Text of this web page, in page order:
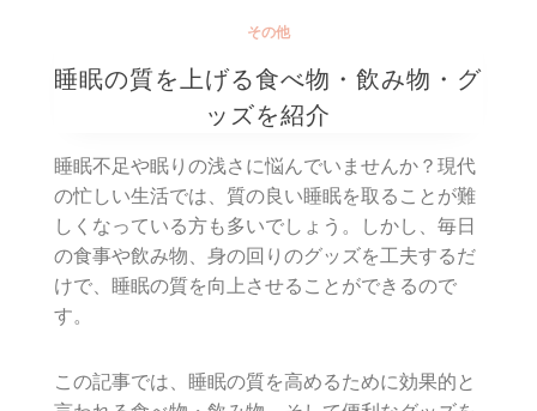
その他
睡眠の質を上げる食べ物・飲み物・グ
ッズを紹介
睡眠不足や眠りの浅さに悩んでいませんか？現代
の忙しい生活では、質の良い睡眠を取ることが難
しくなっている方も多いでしょう。しかし、毎日
の食事や飲み物、身の回りのグッズを工夫するだ
けで、睡眠の質を向上させることができるので
す。
この記事では、睡眠の質を高めるために効果的と